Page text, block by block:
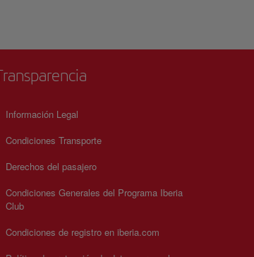
Información Legal
Condiciones Transporte
Derechos del pasajero
Condiciones Generales del Programa Iberia
Club
Condiciones de registro en iberia.com